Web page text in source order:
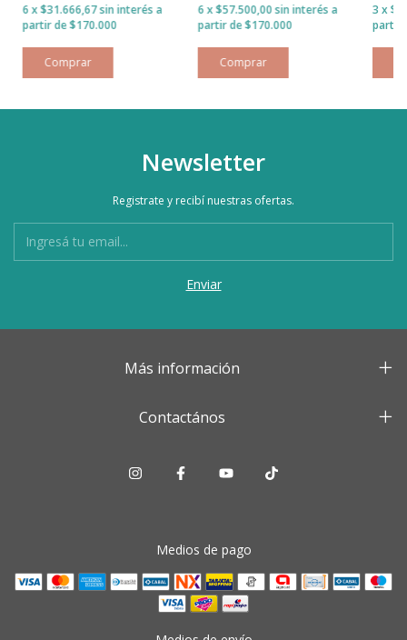
6 x$31.666,67sin interés
Comprar
6 x$57.500,00 sin interés 3 x
Newsletter
Registrate y recibí nuestras ofertas.
Más información
Contactános
Medios de pago